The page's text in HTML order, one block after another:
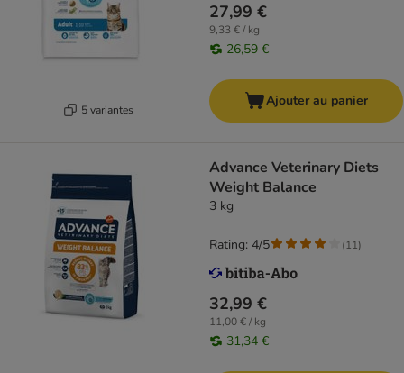
5 variantes
27,99 €
9,33 € / kg
26,59 €
Ajouter au panier
Advance Veterinary Diets
Weight Balance
3 kg
32,99 €
11,00 € / kg
31,34 €
Rating: 4/5 (11)